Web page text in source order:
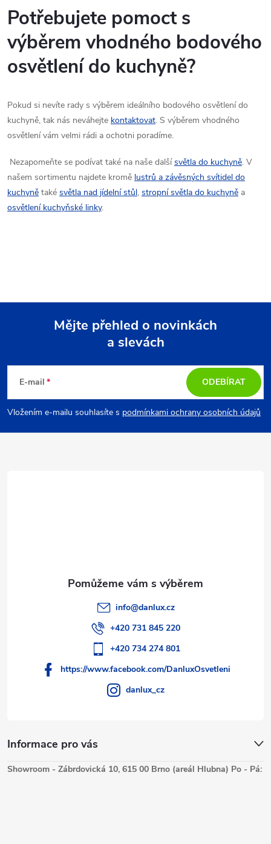
Potřebujete pomoct s
výběrem vhodného bodového
osvětlení do kuchyně?
Pokud si nevíte rady s výběrem ideálního bodového osvětlení do
kuchyně, tak nás neváhejte kontaktovat. S výběrem vhodného
osvětlení vám velmi rádi a ochotni poradíme.
Nezapomeňte se podívat také na naše dalšísvětla do kuchyně. V
našem sortimentu najdete kromě lustrů a závěsných svítidel do
kuchyně také světla nad jídelní stůl, stropní světla do kuchyně a
osvětlení kuchyňské linky.
p
a
Mějte přehled o novinkách
a slevách
E-mail
Vložením e-mailu souhlasíte s podmínkami ochrany osobních údajů
ODEBÍRAT
Informace pro vás
info@danlux.cz
+420 731 845 220
+420 734 274 801
https://www.facebook.com/DanluxOsvetleni
danlux_cz
Showroom - Zábrdovická 10, 615 00 Brno (areál Hlubna) Po - Pá: